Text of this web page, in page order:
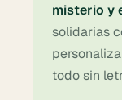
misterio y
solidarias
todo sin